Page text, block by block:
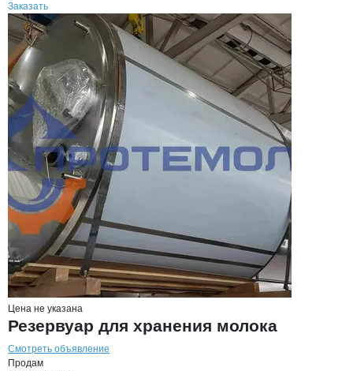
Заказать
Цена не указана
Резервуар для хранения молока
Смотреть объявление
Продам